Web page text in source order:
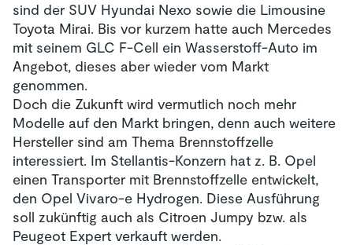
sind der SUV Hyundai Nexo sowie die Limousine
Toyota Mirai. Bis vor kurzem hatte auch Mercedes
mit seinem GLC F-Cell ein Wasserstoff-Auto im
Angebot, dieses aber wieder vom Markt
genommen.
Doch die Zukunft wird vermutlich noch mehr
Modelle auf den Markt bringen, denn auch weitere
Hersteller sind am Thema Brennstoffzelle
interessiert. Im Stellantis-Konzern hat z. B. Opel
einen Transporter mit Brennstoffzelle entwickelt,
den Opel Vivaro-e Hydrogen. Diese Ausführung
soll zukünftig auch als Citroen Jumpy bzw. als
Peugeot Expert verkauft werden.